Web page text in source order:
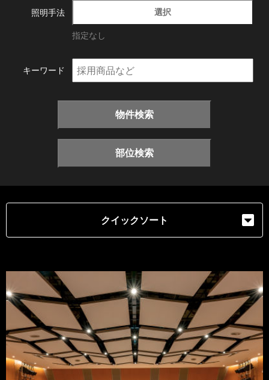
照明手法 選択
指定なし
キーワード
物件検索
部位検索
クイックソート